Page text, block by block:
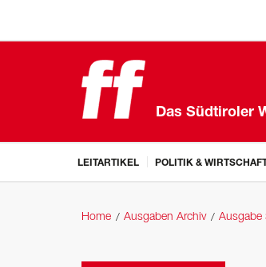
Das Südtiroler
LEITARTIKEL POLITIK &
Home Ausgaben Archiv Ausgabe